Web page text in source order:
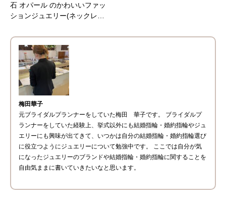
石 オパール のかわいいファッ
ションジュエリー(ネックレ…
梅田華子
元ブライダルプランナーをしていた梅田 華子です。 ブライダルプ
ランナーをしていた経験上、挙式以外にも結婚指輪・婚約指輪やジュ
エリーにも興味が出てきて、いつかは自分の結婚指輪・婚約指輪選び
に役立つようにジュエリーについて勉強中です。 ここでは自分が気
になったジュエリーのブランドや結婚指輪・婚約指輪に関することを
自由気ままに書いていきたいなと思います。